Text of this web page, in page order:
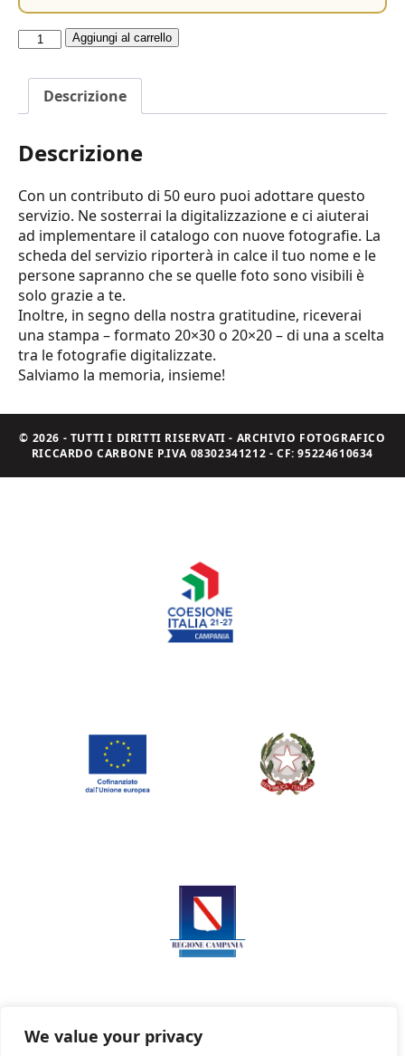
We value your privacy
Adotta
servizio
quantità
Aggiungi al carrello
Descrizione
Descrizione
Con un contributo di 50 euro puoi adottare questo
servizio. Ne sosterrai la digitalizzazione e ci aiuterai
ad implementare il catalogo con nuove fotografie. La
scheda del servizio riporterà in calce il tuo nome e le
persone sapranno che se quelle foto sono visibili è
solo grazie a te.
Inoltre, in segno della nostra gratitudine, riceverai
una stampa – formato 20×30 o 20×20 – di una a scelta
tra le fotografie digitalizzate.
Salviamo la memoria, insieme!
© 2026 - TUTTI I DIRITTI RISERVATI - ARCHIVIO FOTOGRAFICO
RICCARDO CARBONE P.IVA 08302341212 - CF: 95224610634